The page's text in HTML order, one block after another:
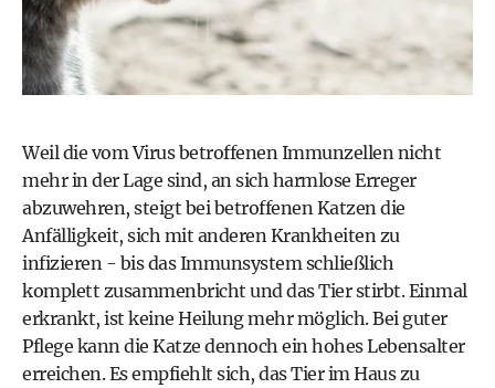
Weil die vom Virus betroffenen Immunzellen nicht
mehr in der Lage sind, an sich harmlose Erreger
abzuwehren, steigt bei betroffenen Katzen die
Anfälligkeit, sich mit anderen Krankheiten zu
infizieren - bis das Immunsystem schließlich
komplett zusammenbricht und das Tier stirbt. Einmal
erkrankt, ist keine Heilung mehr möglich. Bei guter
Pflege kann die Katze dennoch ein hohes Lebensalter
erreichen. Es empfiehlt sich, das Tier im Haus zu